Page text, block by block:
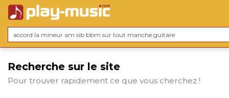
Recherche sur le site
Pour trouver rapidement ce que vous cherchez !